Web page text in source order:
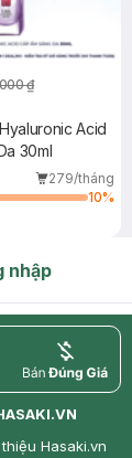
₫
Acid
30ml
279/tháng
10%
nhập
price
Hasaki.vn